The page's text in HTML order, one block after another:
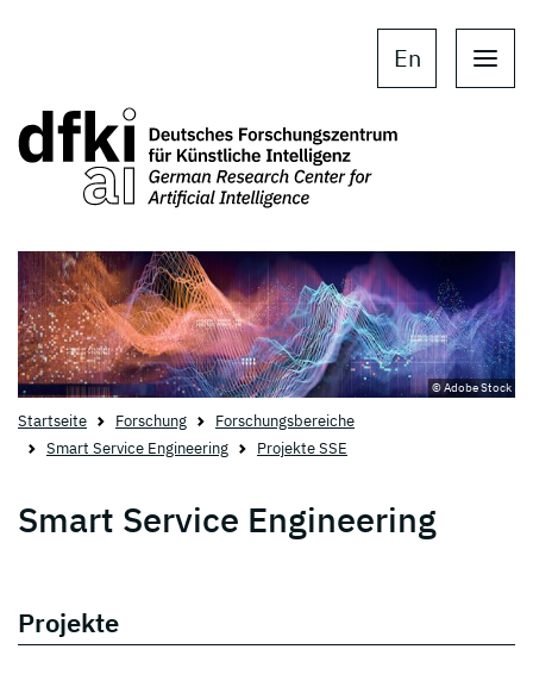
En
© Adobe Stock
Startseite Forschung
Forschungsbereiche
Smart Service Engineering
Projekte SSE
Smart Service Engineering
Projekte